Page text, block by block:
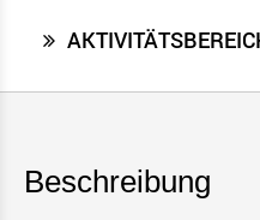
Beschreibung